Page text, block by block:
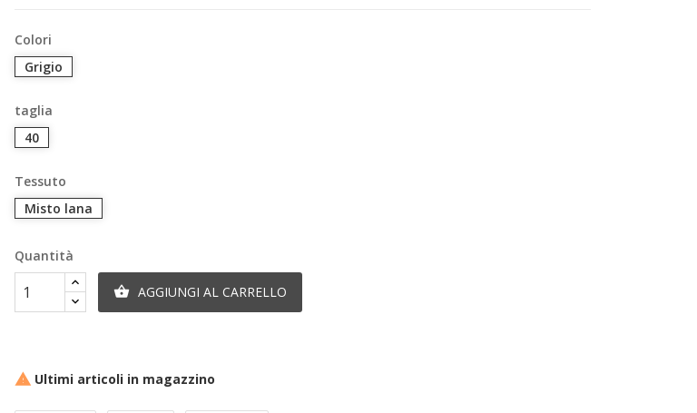
Colori
Grigio
taglia
40
Tessuto
Misto lana
Quantità
 AGGIUNGI AL CARRELLO
 Ultimi articoli in magazzino